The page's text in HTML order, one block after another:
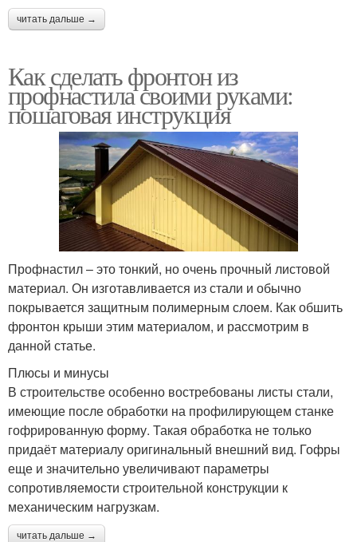
читать дальше →
Как сделать фронтон из
профнастила своими руками:
пошаговая инструкция
Профнастил – это тонкий, но очень прочный листовой
материал. Он изготавливается из стали и обычно
покрывается защитным полимерным слоем. Как обшить
фронтон крыши этим материалом, и рассмотрим в
данной статье.
Плюсы и минусы
В строительстве особенно востребованы листы стали,
имеющие после обработки на профилирующем станке
гофрированную форму. Такая обработка не только
придаёт материалу оригинальный внешний вид. Гофры
еще и значительно увеличивают параметры
сопротивляемости строительной конструкции к
механическим нагрузкам.
читать дальше →